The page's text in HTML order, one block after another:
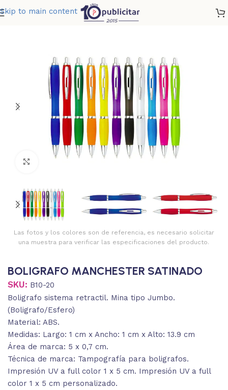
Skip to main content
BOLIGRAFO MANCHESTER SATINADO
Las fotos y los colores son de referencia, es necesario solicitar
una muestra para verificar las especificaciones del producto.
BOLIGRAFO MANCHESTER SATINADO
SKU: B10-20
Boligrafo sistema retractil. Mina tipo Jumbo.
(Boligrafo/Esfero)
Material: ABS.
Medidas: Largo: 1 cm x Ancho: 1 cm x Alto: 13.9 cm
Área de marca: 5 x 0,7 cm.
Técnica de marca: Tampografía para boligrafos.
Impresión UV a full color 1 x 5 cm. Impresión UV a full
color 1 x 5 cm personalizado.